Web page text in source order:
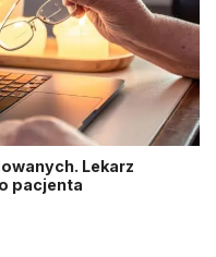
Lekarz
pacjenta